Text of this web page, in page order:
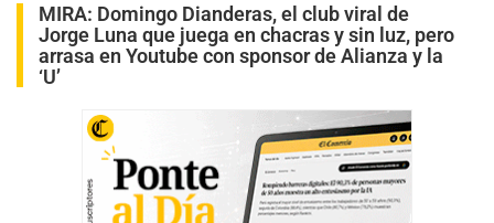
MIRA: Domingo Dianderas, el club viral de
Jorge Luna que juega en chacras y sin luz, pero
arrasa en Youtube con sponsor de Alianza y la
‘U’